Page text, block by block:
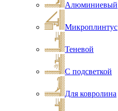
Алюминиевый
Микроплинтус
Теневой
С подсветкой
Для ковролина